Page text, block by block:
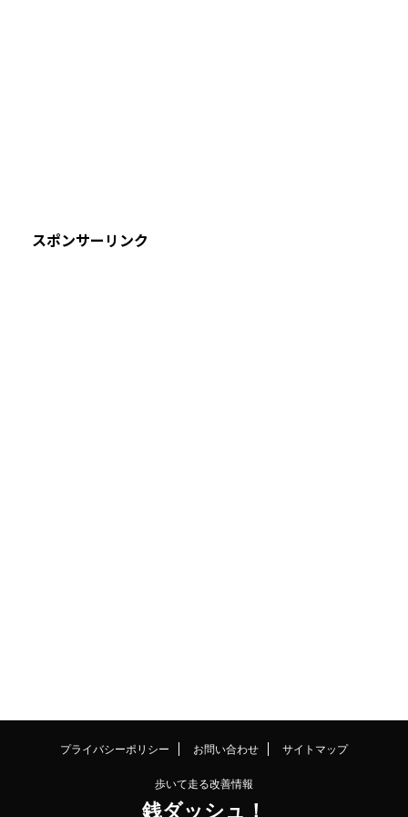
スポンサーリンク
プライバシーポリシー お問い合わせ サイトマップ
歩いて走る改善情報
銭ダッシュ！